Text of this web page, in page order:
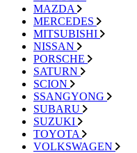
MAZDA
MERCEDES
MITSUBISHI
NISSAN
PORSCHE
SATURN
SCION
SSANGYONG
SUBARU
SUZUKI
TOYOTA
VOLKSWAGEN